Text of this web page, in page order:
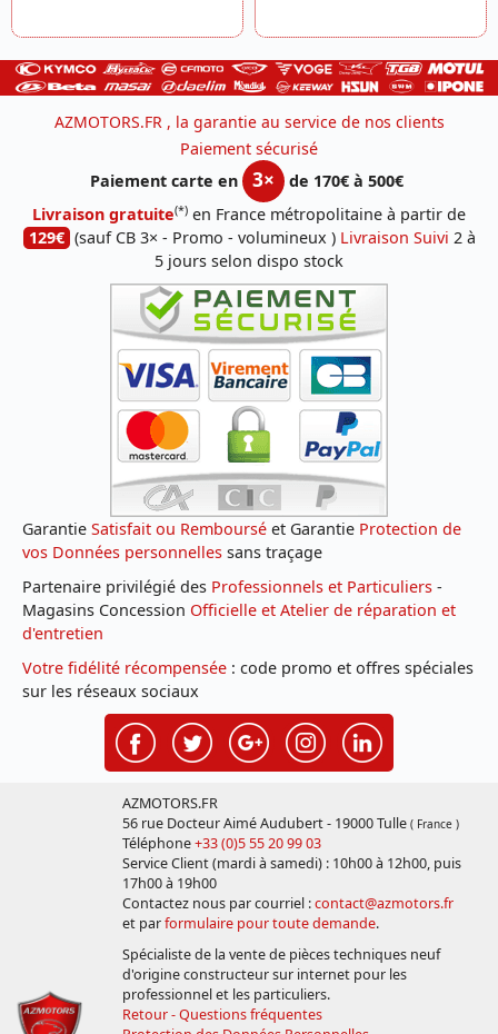
AZMOTORS.FR , la garantie au service de nos clients
Paiement sécurisé
Paiement carte en
3×
de 170€ à 500€
Livraison gratuite(*) en France métropolitaine à partir de
129€ (sauf CB 3× - Promo - volumineux ) Livraison Suivi 2 à
5 jours selon dispo stock
Garantie Satisfait ou Remboursé et Garantie Protection de
vos Données personnelles sans traçage
Partenaire privilégié des Professionnels et Particuliers -
Magasins Concession Officielle et Atelier de réparation et
d'entretien
Votre fidélité récompensée : code promo et offres spéciales
sur les réseaux sociaux
AZMOTORS.FR
56 rue Docteur Aimé Audubert - 19000 Tulle ( France )
Téléphone+33 (0)5 55 20 99 03
Service Client (mardi à samedi) : 10h00 à 12h00, puis
17h00 à 19h00
Contactez nous par courriel :contact@azmotors.fr
et parformulaire pour toute demande.
Spécialiste de la vente de pièces techniques neuf
d'origine constructeur sur internet pour les
professionnel et les particuliers.
Retour - Questions fréquentes